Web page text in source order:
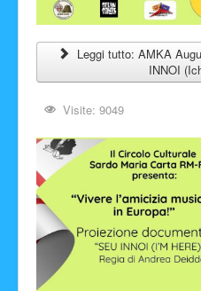
Leggi tutto: AMKA
INNOI
Visite: 9049